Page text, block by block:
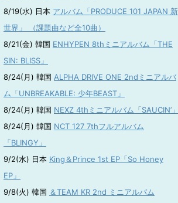
8/19(水) 日本 アルバム「PRODUCE 101 JAPAN 新
世界」 （課題曲など全10曲）
8/21(金) 韓国 ENHYPEN 8thミニアルバム「THE
SIN: BLISS」
8/24(月) 韓国 ALPHA DRIVE ONE 2ndミニアルバ
ム「UNBREAKABLE: 少年BEAST」
8/24(月) 韓国 NEXZ 4thミニアルバム「SAUCIN’」
8/24(月) 韓国 NCT 127 7thフルアルバム
「BLINGY」
9/2(水) 日本 King＆Prince 1st EP「So Honey
EP」
9/8(火) 韓国 ＆TEAM KR 2nd ミニアルバム